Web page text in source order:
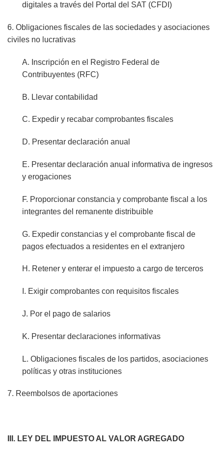
digitales a través del Portal del SAT (CFDI)
6. Obligaciones fiscales de las sociedades y asociaciones
civiles no lucrativas
A. Inscripción en el Registro Federal de
Contribuyentes (RFC)
B. Llevar contabilidad
C. Expedir y recabar comprobantes fiscales
D. Presentar declaración anual
E. Presentar declaración anual informativa de ingresos
y erogaciones
F. Proporcionar constancia y comprobante fiscal a los
integrantes del remanente distribuible
G. Expedir constancias y el comprobante fiscal de
pagos efectuados a residentes en el extranjero
H. Retener y enterar el impuesto a cargo de terceros
I. Exigir comprobantes con requisitos fiscales
J. Por el pago de salarios
K. Presentar declaraciones informativas
L. Obligaciones fiscales de los partidos, asociaciones
políticas y otras instituciones
7. Reembolsos de aportaciones
III. LEY DEL IMPUESTO AL VALOR AGREGADO